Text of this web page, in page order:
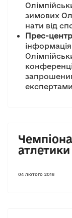
зимових
нати від
Прес-
04 лютого 2018